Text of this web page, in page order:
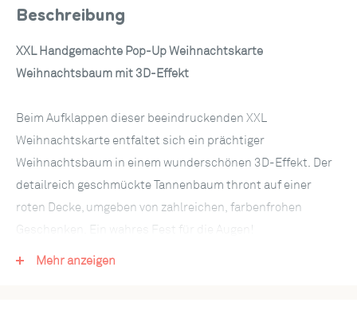
Beschreibung
XXL Handgemachte Pop-Up Weihnachtskarte
Weihnachtsbaum mit 3D-Effekt
Beim Aufklappen dieser beeindruckenden XXL
Weihnachtskarte entfaltet sich ein prächtiger
Weihnachtsbaum in einem wunderschönen 3D-Effekt. Der
detailreich geschmückte Tannenbaum thront auf einer
roten Decke, umgeben von zahlreichen, farbenfrohen
Geschenken. Ein wahres Fest für die Augen!
Die Innenseite der Karte ist in einem eleganten
Mehr anzeigen